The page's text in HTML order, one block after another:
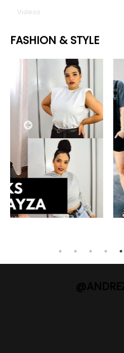
Videos
FASHION & STYLE